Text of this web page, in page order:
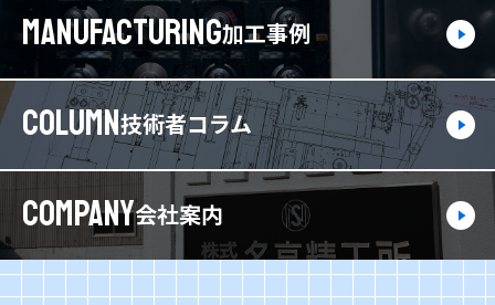
MANUFACTURING加工事例
COLUMN技術者コラム
COMPANY会社案内